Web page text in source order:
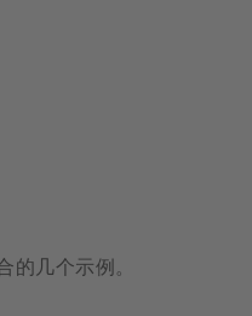
几个示例。